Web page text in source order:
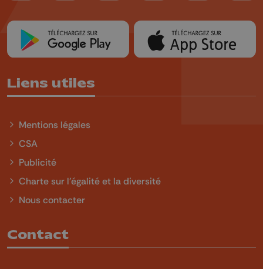
Liens utiles
Mentions légales
CSA
Publicité
Charte sur l'égalité et la diversité
Nous contacter
Contact